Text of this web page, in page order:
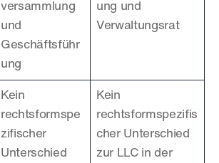
versammlung
und
Geschäftsführ
ung
ung und
Verwaltungsrat
Kein
rechtsformspe
zifischer
Unterschied
Kein
rechtsformspezifis
cher Unterschied
zur LLC in der